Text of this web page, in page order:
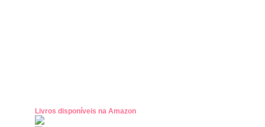
Livros disponíveis na Amazon